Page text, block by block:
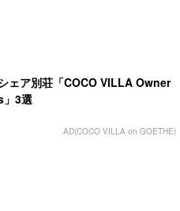
ェア別荘「COCO VILLA Owner
」3選
AD(COCO VILLA on GOETHE)